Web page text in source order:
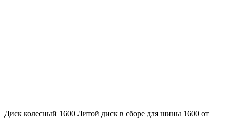
Диск колесный 1600 Литой диск в сборе для шины 1600 от